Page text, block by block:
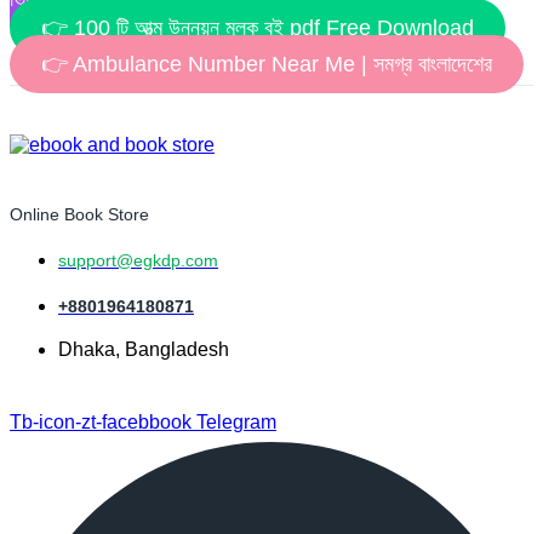
👉 100 টি আত্ম উন্নয়ন মূলক বই pdf Free Download
👉 Ambulance Number Near Me | সমগ্র বাংলাদেশের
Online Book Store
support@egkdp.com
+8801964180871
Dhaka, Bangladesh
Tb-icon-zt-facebbook Telegram